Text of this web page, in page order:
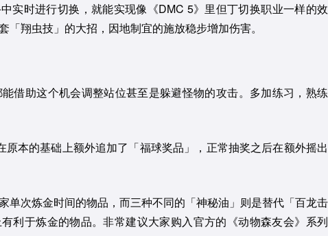
实时进行切换，就能实现像《DMC 5》里但丁切换职业一样的效
翔虫技」的大招，因地制宜的施放稳步增加伤害。
借助这个机会调整站位甚至是躲避怪物的攻击。多加练习，熟练
本的基础上额外追加了「福球奖品」，正常抽奖之后在额外摇出
次炼金时间的物品，而三种不同的「神秘油」则是替代「百龙击
利于炼金的物品。非常建议大家购入官方的《动物森友会》系列